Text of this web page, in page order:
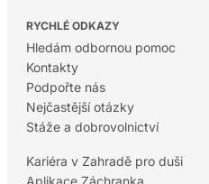
RYCHLÉ ODKAZY
Hledám odbornou pomoc
Kontakty
Podpořte nás
Nejčastější otázky
Stáže a dobrovolnictví
Kariéra v Zahradě pro duši